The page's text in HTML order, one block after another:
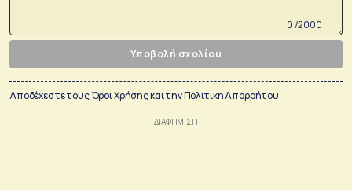
0 /2000
Υποβολή σχολίου
Αποδέχεστε τουςΌροι Χρήσηςκαι τηνΠολιτικη Απορρήτου